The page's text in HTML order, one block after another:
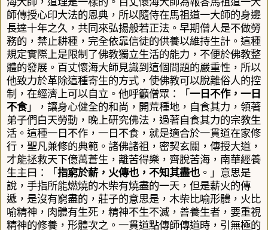
師傳授心印大法的恩典，所以隨侍在馬祖道一大師的身邊
長達十年之久，共同來弘揚般若正法。 早期僧人是不做勞
務的，禁止耕種，完全依靠信徒的供養以維持生計。這種
規定實際上是限制了佛教獨立生活的能力，不便於佛教整
體的發展。百丈懷海大師見識到這個問題的嚴重性，所以
他致力於革除這種寄生的方式，使佛教可以脫離俗人的控
制，在經濟上可以自立。他呼籲僧眾：「 一日不作，一日
不食」，讓身心健全的和尚，開荒種地，自食其力，領著
弟子們白天勞動，晚上研究佛法，過著自食其力的宗教生
活。這種一日不作，一日不食，就是適合於一貫道在家修
行，聖凡兼修的典範。諸佛諸祖，密契玄關，傳授大道，
才能拯救天下億萬蒼生，離苦得樂，齊脫苦海， 南華經養
生主曰：「 指窮於薪，火傳也，不知其盡也。」意思是
說，手指所能燃燒的木柴有燒盡的一天，但是薪火的傳
遞，是沒有窮盡的，莊子的意思是，木柴比喻形體，火比
喻精神，肉體有生死，精神不生不滅，善養生者，要重視
精神的修養，形體次之。一貫道點傳師傳道時，引無極的